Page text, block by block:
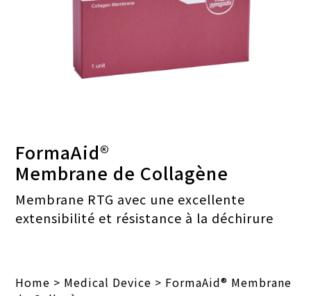
FormaAid®
Membrane de Collagène
Membrane RTG avec une excellente
extensibilité et résistance à la déchirure
Home > Medical Device > FormaAid® Membrane